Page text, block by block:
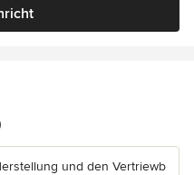
5 Sternen
und den Vertriewb